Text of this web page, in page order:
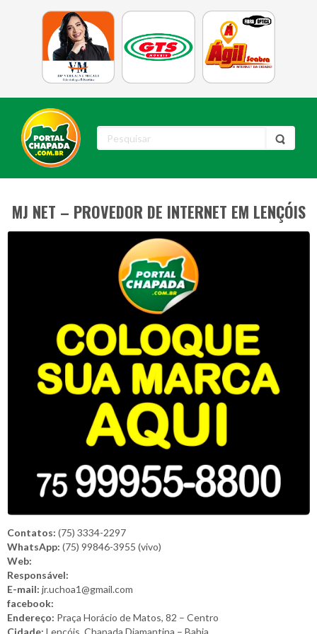
MJ NET – PROVEDOR DE INTERNET EM LENÇÓIS
Contatos: (75) 3334-2297
WhatsApp: (75) 99846-3955 (vivo)
Web:
Responsável:
E-mail: jr.uchoa1@gmail.com
facebook:
Endereço: Praça Horácio de Matos, 82 – Centro